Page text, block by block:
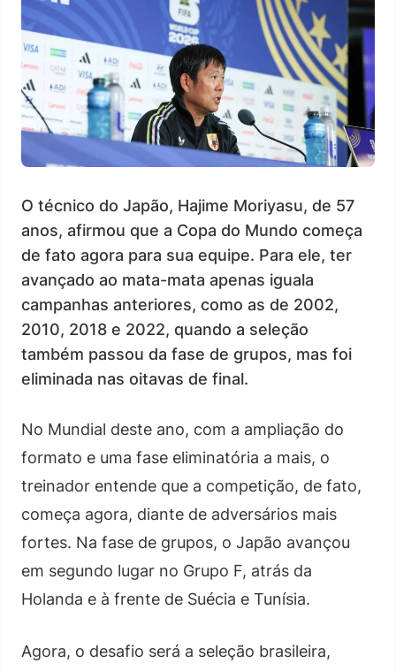
O técnico do Japão, Hajime Moriyasu, de 57
anos, afirmou que a Copa do Mundo começa
de fato agora para sua equipe. Para ele, ter
avançado ao mata-mata apenas iguala
campanhas anteriores, como as de 2002,
2010, 2018 e 2022, quando a seleção
também passou da fase de grupos, mas foi
eliminada nas oitavas de final.
No Mundial deste ano, com a ampliação do
formato e uma fase eliminatória a mais, o
treinador entende que a competição, de fato,
começa agora, diante de adversários mais
fortes. Na fase de grupos, o Japão avançou
em segundo lugar no Grupo F, atrás da
Holanda e à frente de Suécia e Tunísia.
Agora, o desafio será a seleção brasileira,